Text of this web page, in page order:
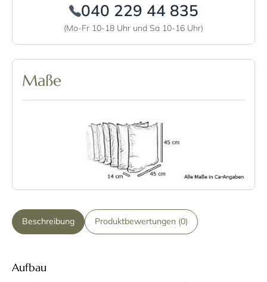
040 229 44 835
(Mo-Fr 10-18 Uhr und Sa 10-16 Uhr)
Maße
Beschreibung Produktbewertungen (0)
Aufbau